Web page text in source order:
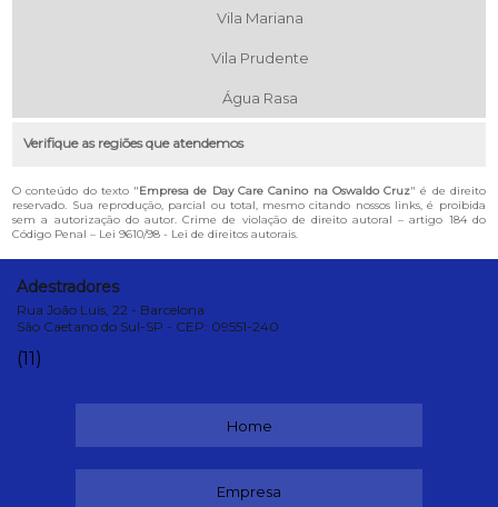
Vila Mariana
Vila Prudente
Água Rasa
Verifique as regiões que atendemos
O conteúdo do texto "Empresa de Day Care Canino na Oswaldo Cruz" é de direito
reservado. Sua reprodução, parcial ou total, mesmo citando nossos links, é proibida
sem a autorização do autor. Crime de violação de direito autoral – artigo 184 do
Código Penal – Lei 9610/98 - Lei de direitos autorais.
Adestradores
Rua João Luís, 22 - Barcelona
São Caetano do Sul-SP - CEP: 09551-240
(11)
Home
Empresa